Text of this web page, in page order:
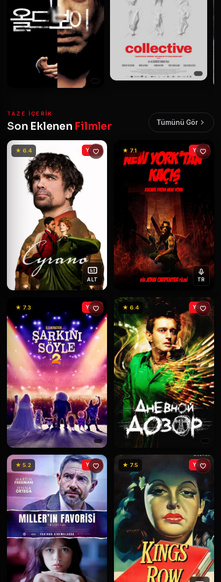
TAZE IÇERIK
Son Eklenen Filmler Tümünü Gör
★ 6.4
ALT
YENİ ★ 7.1
TR
YENİ
★ 7.3 YENİ ★ 6.4 YENİ
★ 5.2 YENİ ★ 7.5 YENİ